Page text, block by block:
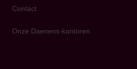
Contact
Onze Daenens-kantoren